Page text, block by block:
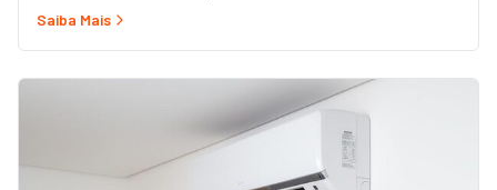
automática, tanquinho, abertura superior e frontal. Marcas
Continental e Mueller. Atendimento em domicílio com
orçamento grátis.
Saiba Mais